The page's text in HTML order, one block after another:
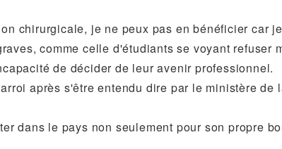
chirurgicale, je ne peux pas en bénéficier car
comme celle d'étudiants se voyant
de décider de leur avenir professionnel.
après s'être entendu dire par le ministère
dans le pays non seulement pour son propre